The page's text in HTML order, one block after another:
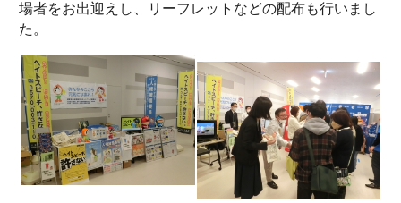
場者をお出迎えし、リーフレットなどの配布も行いまし
た。